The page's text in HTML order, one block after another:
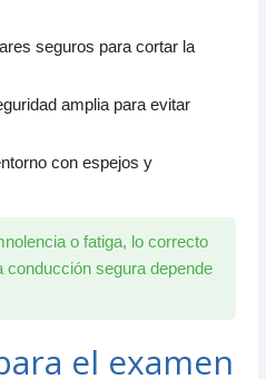
seguros para cortar la
amplia para evitar
con espejos y
o fatiga, lo correcto
conducción segura depende
el examen